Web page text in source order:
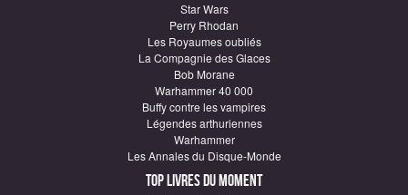
Star Wars
Perry Rhodan
Les Royaumes oubliés
La Compagnie des Glaces
Bob Morane
Warhammer 40 000
Buffy contre les vampires
Légendes arthuriennes
Warhammer
Les Annales du Disque-Monde
Top Livres du moment